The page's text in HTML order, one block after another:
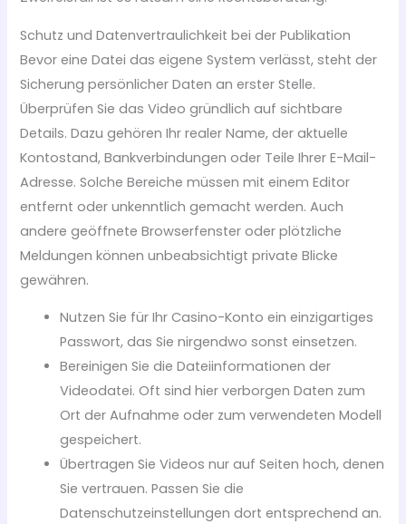
Schutz und Datenvertraulichkeit bei der Publikation
Bevor eine Datei das eigene System verlässt, steht der
Sicherung persönlicher Daten an erster Stelle.
Überprüfen Sie das Video gründlich auf sichtbare
Details. Dazu gehören Ihr realer Name, der aktuelle
Kontostand, Bankverbindungen oder Teile Ihrer E-Mail-
Adresse. Solche Bereiche müssen mit einem Editor
entfernt oder unkenntlich gemacht werden. Auch
andere geöffnete Browserfenster oder plötzliche
Meldungen können unbeabsichtigt private Blicke
gewähren.
Nutzen Sie für Ihr Casino-Konto ein einzigartiges
Passwort, das Sie nirgendwo sonst einsetzen.
Bereinigen Sie die Dateiinformationen der
Videodatei. Oft sind hier verborgen Daten zum
Ort der Aufnahme oder zum verwendeten Modell
gespeichert.
Übertragen Sie Videos nur auf Seiten hoch, denen
Sie vertrauen. Passen Sie die
Datenschutzeinstellungen dort entsprechend an.